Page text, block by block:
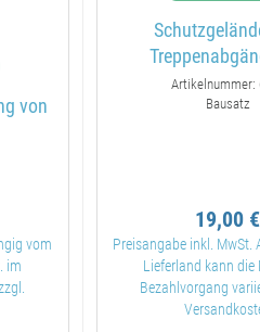
von
vom
im
Artikelnummer:
Bausatz
19,00 €
Preisangabe inkl. MwSt.
Lieferland kann die
Bezahlvorgang